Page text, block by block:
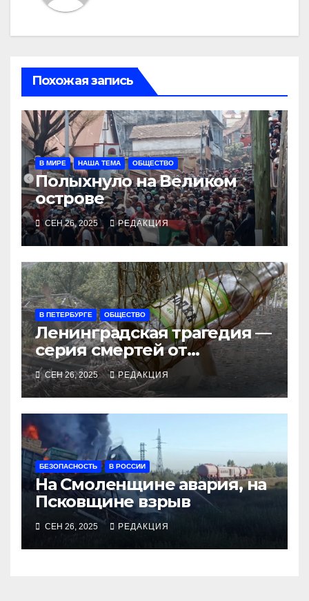
Похожая запись
В МИРЕ НАША ТЕМА ОБЩЕСТВО
Полыхнуло на Великом
острове
СЕН 26, 2025 РЕДАКЦИЯ
В ПЕТЕРБУРГЕ ОБЩЕСТВО
Ленинградская трагедия —
серия смертей от
алкосуррогата
СЕН 26, 2025 РЕДАКЦИЯ
БЕЗОПАСНОСТЬ В РОССИИ
На Смоленщине авария, на
Псковщине взрыв
СЕН 26, 2025 РЕДАКЦИЯ